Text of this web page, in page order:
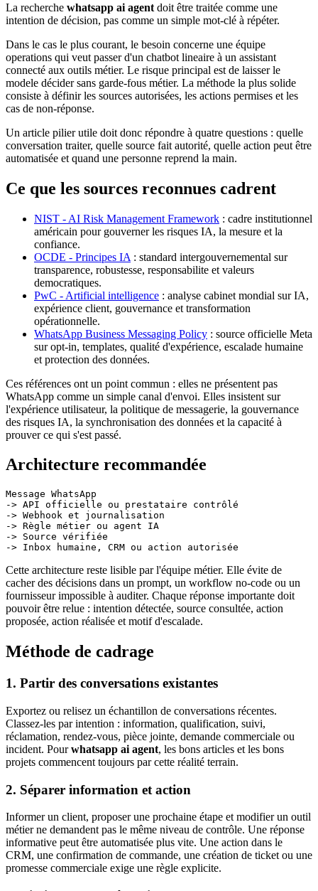
La recherche whatsapp ai agent doit être traitée comme une
intention de décision, pas comme un simple mot-clé à répéter.
Dans le cas le plus courant, le besoin concerne une équipe
operations qui veut passer d'un chatbot lineaire à un assistant
connecté aux outils métier. Le risque principal est de laisser le
modele décider sans garde-fous métier. La méthode la plus solide
consiste à définir les sources autorisées, les actions permises et les
cas de non-réponse.
Un article pilier utile doit donc répondre à quatre questions : quelle
conversation traiter, quelle source fait autorité, quelle action peut être
automatisée et quand une personne reprend la main.
Ce que les sources reconnues cadrent
NIST - AI Risk Management Framework : cadre institutionnel
américain pour gouverner les risques IA, la mesure et la
confiance.
OCDE - Principes IA : standard intergouvernemental sur
transparence, robustesse, responsabilite et valeurs
democratiques.
PwC - Artificial intelligence : analyse cabinet mondial sur IA,
expérience client, gouvernance et transformation
opérationnelle.
WhatsApp Business Messaging Policy : source officielle Meta
sur opt-in, templates, qualité d'expérience, escalade humaine
et protection des données.
Ces références ont un point commun : elles ne présentent pas
WhatsApp comme un simple canal d'envoi. Elles insistent sur
l'expérience utilisateur, la politique de messagerie, la gouvernance
des risques IA, la synchronisation des données et la capacité à
prouver ce qui s'est passé.
Architecture recommandée
Message WhatsApp
-> API officielle ou prestataire contrôlé
-> Webhook et journalisation
-> Règle métier ou agent IA
-> Source vérifiée
Cette architecture reste lisible par l'équipe métier. Elle évite de
cacher des décisions dans un prompt, un workflow no-code ou un
fournisseur impossible à auditer. Chaque réponse importante doit
pouvoir être relue : intention détectée, source consultée, action
proposée, action réalisée et motif d'escalade.
Méthode de cadrage
1. Partir des conversations existantes
Exportez ou relisez un échantillon de conversations récentes.
Classez-les par intention : information, qualification, suivi,
réclamation, rendez-vous, pièce jointe, demande commerciale ou
incident. Pourwhatsapp ai agent, les bons articles et les bons
projets commencent toujours par cette réalité terrain.
2. Séparer information et action
Informer un client, proposer une prochaine étape et modifier un outil
métier ne demandent pas le même niveau de contrôle. Une réponse
informative peut être automatisée plus vite. Une action dans le
CRM, une confirmation de commande, une création de ticket ou une
promesse commerciale exige une règle explicite.